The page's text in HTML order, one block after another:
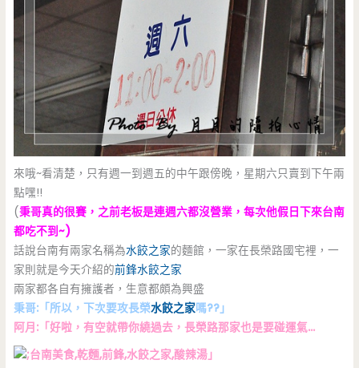
來哦~看清楚，只有週一到週五的中午跟傍晚，星期六只賣到下午兩
點嘿!!
(秉哥真的很賽，之前老板是連週六都沒營業，每次他假日下來台南
都吃不到~)
話說台南有兩家名稱為水餃之家的麵館，一家在長榮路國宅裡，一
家則就是今天介紹的前鋒水餃之家
兩家都各自有擁護者，生意都頗為興盛
秉哥:「所以，下次要攻長榮水餃之家嗎??」
阿月:「好啦，有空就帶你繞過去，長榮路那家也是要碰運氣…
」